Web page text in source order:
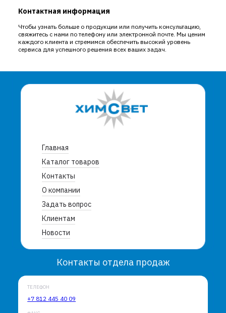
Контактная информация
Чтобы узнать больше о продукции или получить консультацию,
свяжитесь с нами по телефону или электронной почте. Мы ценим
каждого клиента и стремимся обеспечить высокий уровень
сервиса для успешного решения всех ваших задач.
Главная
Каталог товаров
Контакты
О компании
Задать вопрос
Клиентам
Новости
Контакты отдела продаж
ТЕЛЕФОН
+7 812 445 40 09